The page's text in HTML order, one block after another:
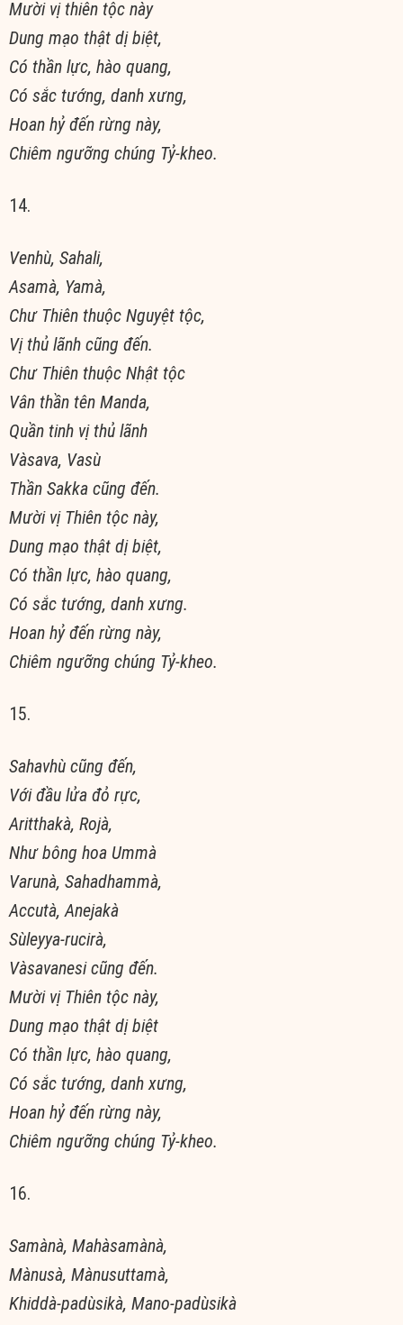
Mười vị thiên tộc này
Dung mạo thật dị biệt,
Có thần lực, hào quang,
Có sắc tướng, danh xưng,
Hoan hỷ đến rừng này,
Chiêm ngưỡng chúng Tỷ-kheo.
14.
Venhù, Sahali,
Asamà, Yamà,
Chư Thiên thuộc Nguyệt tộc,
Vị thủ lãnh cũng đến.
Chư Thiên thuộc Nhật tộc
Vân thần tên Manda,
Quần tinh vị thủ lãnh
Vàsava, Vasù
Thần Sakka cũng đến.
Mười vị Thiên tộc này,
Dung mạo thật dị biệt,
Có thần lực, hào quang,
Có sắc tướng, danh xưng.
Hoan hỷ đến rừng này,
Chiêm ngưỡng chúng Tỷ-kheo.
15.
Sahavhù cũng đến,
Với đầu lửa đỏ rực,
Aritthakà, Rojà,
Như bông hoa Ummà
Varunà, Sahadhammà,
Accutà, Anejakà
Sùleyya-rucirà,
Vàsavanesi cũng đến.
Mười vị Thiên tộc này,
Dung mạo thật dị biệt
Có thần lực, hào quang,
Có sắc tướng, danh xưng,
Hoan hỷ đến rừng này,
Chiêm ngưỡng chúng Tỷ-kheo.
16.
Samànà, Mahàsamànà,
Mànusà, Mànusuttamà,
Khiddà-padùsikà, Mano-padùsikà